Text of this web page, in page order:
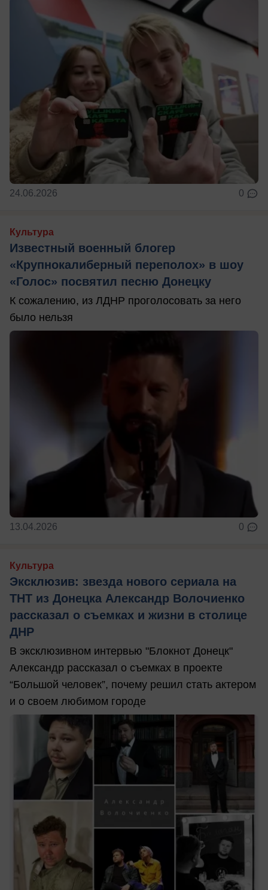
24.06.2026 0
Культура
Известный военный блогер
«Крупнокалиберный переполох» в шоу
«Голос» посвятил песню Донецку
К сожалению, из ЛДНР проголосовать за него
было нельзя
13.04.2026 0
Культура
Эксклюзив: звезда нового сериала на
ТНТ из Донецка Александр Волочиенко
рассказал о съемках и жизни в столице
ДНР
В эксклюзивном интервью "Блокнот Донецк"
Александр рассказал о съемках в проекте
“Большой человек”, почему решил стать актером
и о своем любимом городе